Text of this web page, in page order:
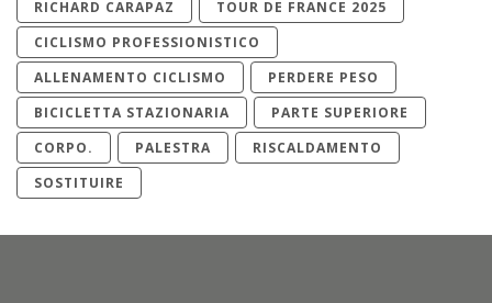
RICHARD CARAPAZ
TOUR DE FRANCE 2025
CICLISMO PROFESSIONISTICO
ALLENAMENTO CICLISMO
PERDERE PESO
BICICLETTA STAZIONARIA
PARTE SUPERIORE
CORPO.
PALESTRA
RISCALDAMENTO
SOSTITUIRE